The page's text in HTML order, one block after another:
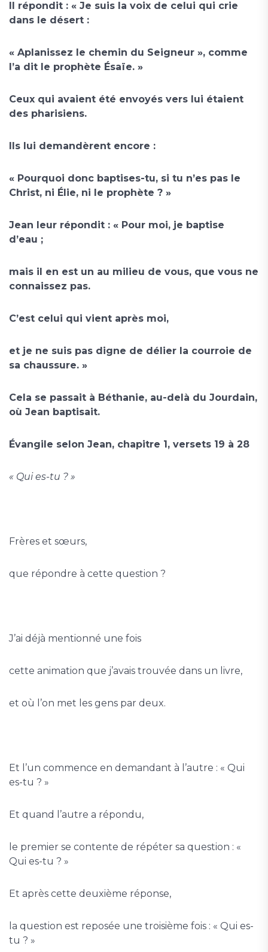
Il répondit : « Je suis la voix de celui qui crie
dans le désert :
« Aplanissez le chemin du Seigneur », comme
l’a dit le prophète Ésaïe. »
Ceux qui avaient été envoyés vers lui étaient
des pharisiens.
Ils lui demandèrent encore :
« Pourquoi donc baptises-tu, si tu n’es pas le
Christ, ni Élie, ni le prophète ? »
Jean leur répondit : « Pour moi, je baptise
d’eau ;
mais il en est un au milieu de vous, que vous ne
connaissez pas.
C’est celui qui vient après moi,
et je ne suis pas digne de délier la courroie de
sa chaussure. »
Cela se passait à Béthanie, au-delà du Jourdain,
où Jean baptisait.
Évangile selon Jean, chapitre 1, versets 19 à 28
« Qui es-tu ? »
Frères et sœurs,
que répondre à cette question ?
J’ai déjà mentionné une fois
cette animation que j’avais trouvée dans un livre,
et où l’on met les gens par deux.
Et l’un commence en demandant à l’autre : « Qui
es-tu ? »
Et quand l’autre a répondu,
le premier se contente de répéter sa question : «
Qui es-tu ? »
Et après cette deuxième réponse,
la question est reposée une troisième fois : « Qui es-
tu ? »